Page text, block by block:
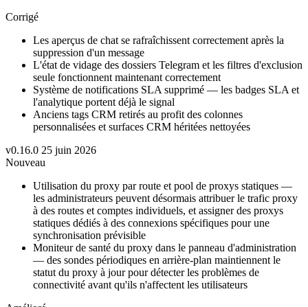
Corrigé
Les aperçus de chat se rafraîchissent correctement après la
suppression d'un message
L'état de vidage des dossiers Telegram et les filtres d'exclusion
seule fonctionnent maintenant correctement
Système de notifications SLA supprimé — les badges SLA et
l'analytique portent déjà le signal
Anciens tags CRM retirés au profit des colonnes
personnalisées et surfaces CRM héritées nettoyées
v0.16.0 25 juin 2026
Nouveau
Utilisation du proxy par route et pool de proxys statiques —
les administrateurs peuvent désormais attribuer le trafic proxy
à des routes et comptes individuels, et assigner des proxys
statiques dédiés à des connexions spécifiques pour une
synchronisation prévisible
Moniteur de santé du proxy dans le panneau d'administration
— des sondes périodiques en arrière-plan maintiennent le
statut du proxy à jour pour détecter les problèmes de
connectivité avant qu'ils n'affectent les utilisateurs